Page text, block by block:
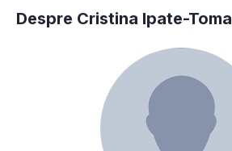
Despre Cristina Ipate-Toma